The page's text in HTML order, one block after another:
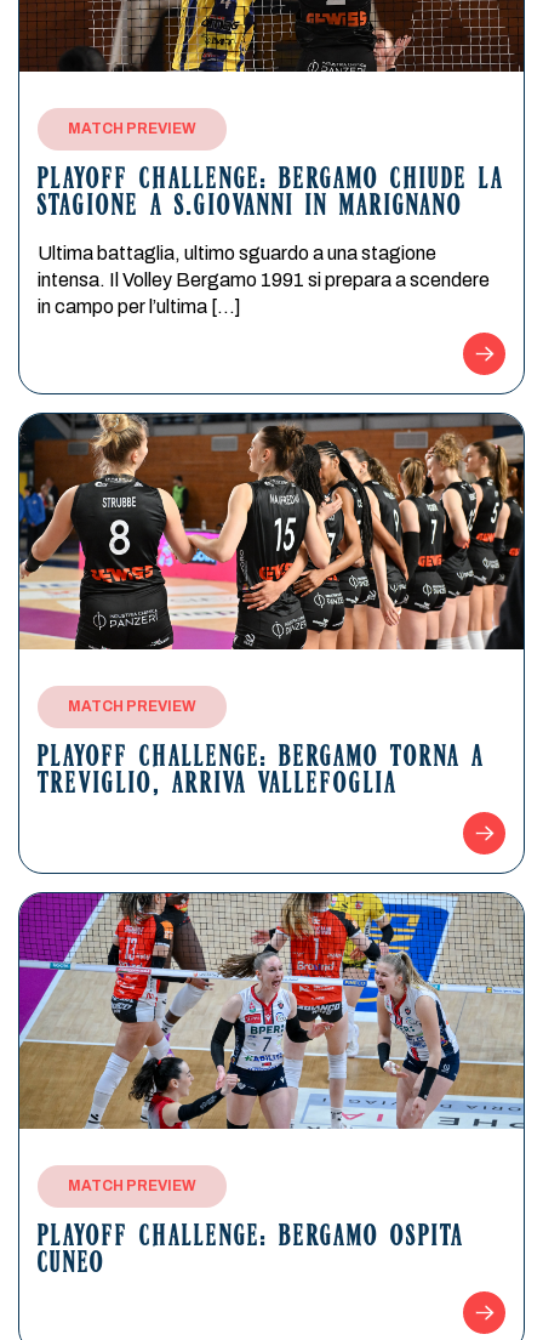
MATCH PREVIEW
PLAYOFF CHALLENGE: BERGAMO CHIUDE LA
STAGIONE A S.GIOVANNI IN MARIGNANO
Ultima battaglia, ultimo sguardo a una stagione
intensa. Il Volley Bergamo 1991 si prepara a scendere
in campo per l’ultima […]
MATCH PREVIEW
PLAYOFF CHALLENGE: BERGAMO TORNA A
TREVIGLIO, ARRIVA VALLEFOGLIA
MATCH PREVIEW
PLAYOFF CHALLENGE: BERGAMO OSPITA
CUNEO